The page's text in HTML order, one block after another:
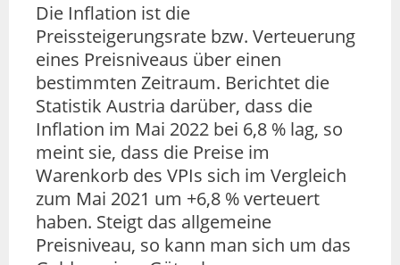
Die Inflation ist die
Preissteigerungsrate bzw. Verteuerung
eines Preisniveaus über einen
bestimmten Zeitraum. Berichtet die
Statistik Austria darüber, dass die
Inflation im Mai 2022 bei 6,8 % lag, so
meint sie, dass die Preise im
Warenkorb des VPIs sich im Vergleich
zum Mai 2021 um +6,8 % verteuert
haben. Steigt das allgemeine
Preisniveau, so kann man sich um das